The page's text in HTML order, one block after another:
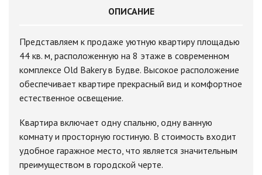
ОПИСАНИЕ
Представляем к продаже уютную квартиру площадью
44 кв. м, расположенную на 8 этаже в современном
комплексе Old Bakery в Будве. Высокое расположение
обеспечивает квартире прекрасный вид и комфортное
естественное освещение.
Квартира включает одну спальню, одну ванную
комнату и просторную гостиную. В стоимость входит
удобное гаражное место, что является значительным
преимуществом в городской черте.